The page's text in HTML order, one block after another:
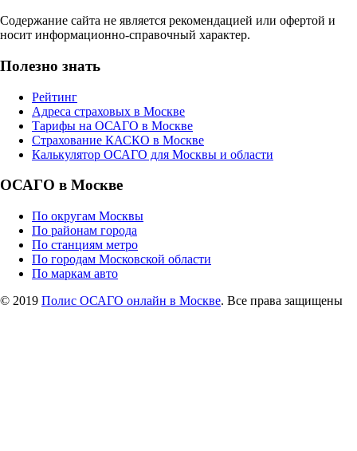
Содержание сайта не является рекомендацией или офертой и
носит информационно-справочный характер.
Полезно знать
Рейтинг
Адреса страховых в Москве
Тарифы на ОСАГО в Москве
Страхование КАСКО в Москве
Калькулятор ОСАГО для Москвы и области
ОСАГО в Москве
По округам Москвы
По районам города
По станциям метро
По городам Московской области
По маркам авто
© 2019 Полис ОСАГО онлайн в Москве. Все права защищены